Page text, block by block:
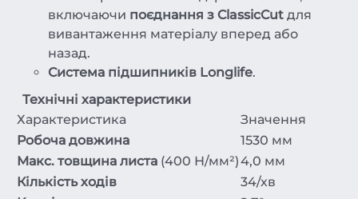
включаючи поєднання з ClassicCut для
вивантаження матеріалу вперед або
назад.
Система підшипників Longlife.
Технічні характеристики
Характеристика
Значення
Робоча довжина
1530 мм
Макс. товщина листа (400 Н/мм²)4,0 мм
Кількість ходів
34/хв